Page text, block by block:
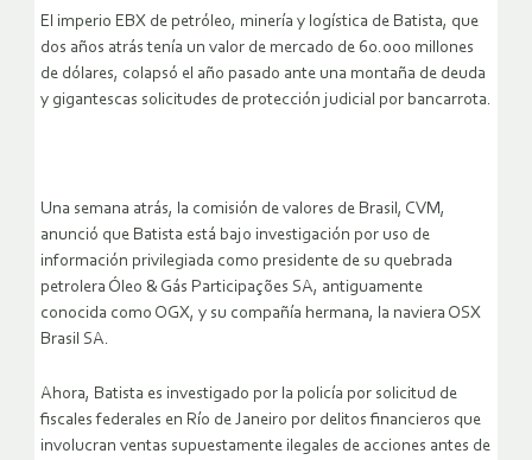
El imperio EBX de petróleo, minería y logística de Batista, que
dos años atrás tenía un valor de mercado de 60.000 millones
de dólares, colapsó el año pasado ante una montaña de deuda
y gigantescas solicitudes de protección judicial por bancarrota.
Una semana atrás, la comisión de valores de Brasil, CVM,
anunció que Batista está bajo investigación por uso de
información privilegiada como presidente de su quebrada
petrolera Óleo & Gás Participações SA, antiguamente
conocida como OGX, y su compañía hermana, la naviera OSX
Brasil SA.
Ahora, Batista es investigado por la policía por solicitud de
fiscales federales en Río de Janeiro por delitos financieros que
involucran ventas supuestamente ilegales de acciones antes de